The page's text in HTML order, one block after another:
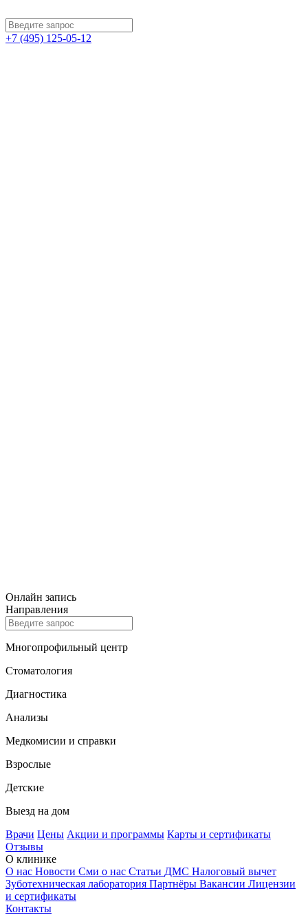
+7 (495) 125-05-12
Онлайн запись
Направления
Многопрофильный центр
Стоматология
Диагностика
Анализы
Медкомисии и справки
Взрослые
Детские
Выезд на дом
Врачи Цены Акции и программы Карты и сертификаты
Отзывы
О клинике
О нас Новости Сми о нас Статьи ДМС Налоговый вычет
Зуботехническая лаборатория Партнёры Вакансии Лицензии
и сертификаты
Контакты